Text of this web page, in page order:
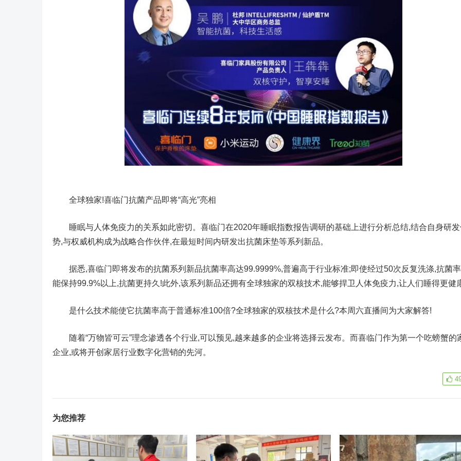
全球独家!喜临门抗菌产品即将“高光”亮相
睡眠与人体免疫力的关系如此密切。喜临门在2020年睡眠指数报告调研的基础上进行分析总结,结合自身研
势,与权威机构成为战略合作伙伴,在最短时间内研发出抗菌床垫等系列新品。
据悉,喜临门即将发布的抗菌系列新品抗菌率高达99.9999%,普遍高于行业标准;即使经过50次反复洗涤,抗菌
能保持99.9%以上,抗菌更持久!此外,该系列新品还拥有全球独家的双核技术,能够捍卫人体免疫力,让人们睡得更健
是什么技术能使它抗菌率高于普通标准100倍?全球独家的双核技术是什么?本周六直播间为大家解答!
随着“万物皆可云”理念渗透各个行业,可以预见,越来越多的企业将选择云发布。而喜临门作为第一个吃螃蟹的
企业,或将开创家居行业数字化营销的先河。
为您推荐